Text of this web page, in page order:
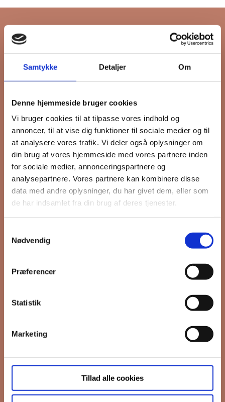
Samtykke Detaljer Om
Denne hjemmeside bruger cookies
Vi bruger cookies til at tilpasse vores indhold og
annoncer, til at vise dig funktioner til sociale medier og til
at analysere vores trafik. Vi deler også oplysninger om
din brug af vores hjemmeside med vores partnere inden
for sociale medier, annonceringspartnere og
analysepartnere. Vores partnere kan kombinere disse
data med andre oplysninger, du har givet dem, eller som
de har indsamlet fra din brug af deres tjenester.
Nødvendig
Præferencer
Statistik
Marketing
Tillad alle cookies
Tilmeld dig FB
nyhedsbrev
Hold dig opdateret på hvad der sker
på Grønttorvet. I vores nyhedsbrev
sender vi blandt andet invitation til
VIP Åbent Hus, når vi sætter nye
boliger til salg og udlejning, så du
Interesseret i
Ejerboliger